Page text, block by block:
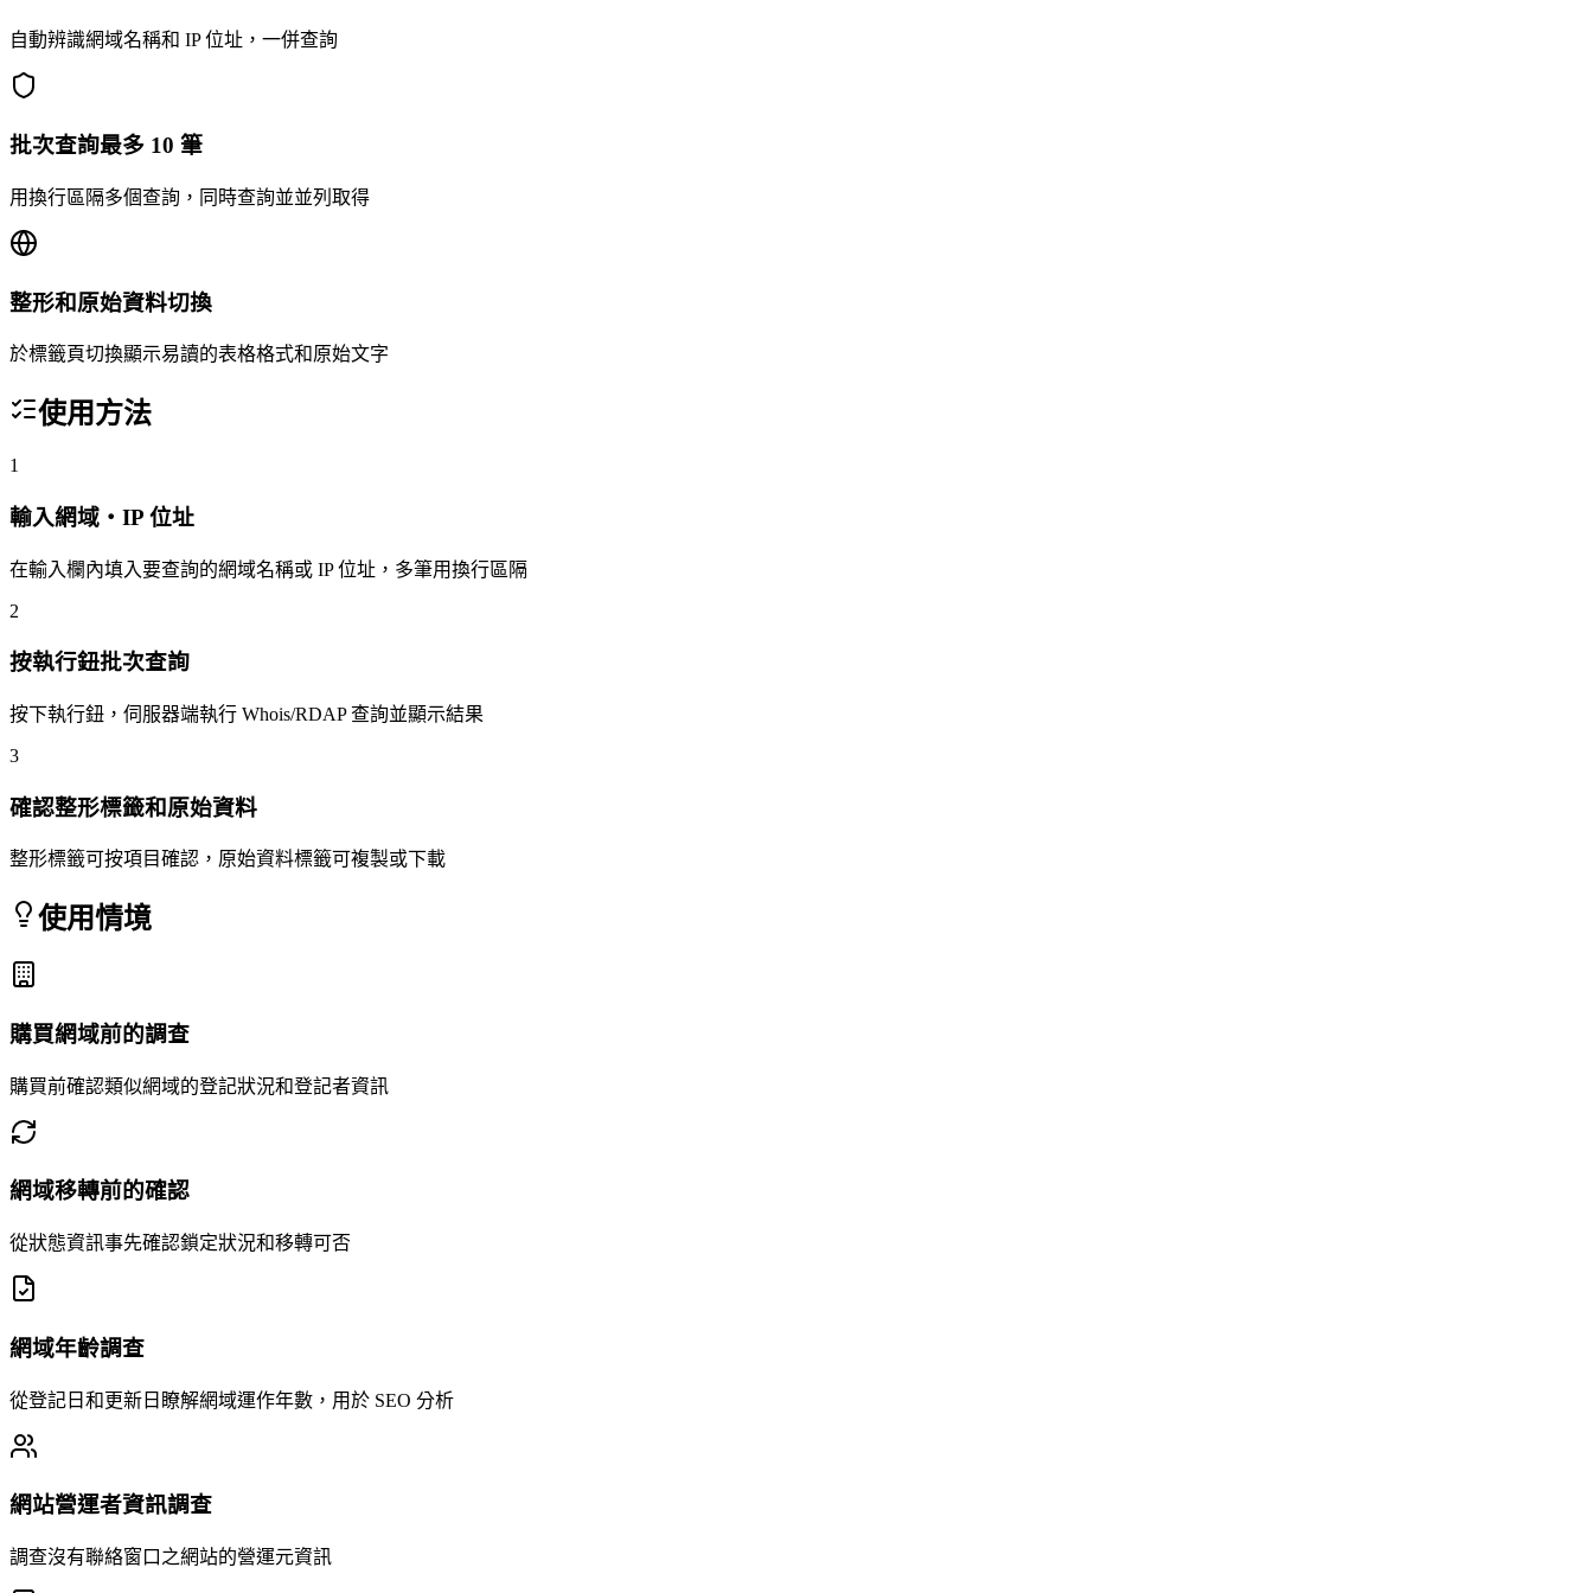
自動辨識網域名稱和 IP 位址，一併查詢
批次查詢最多 10 筆
用換行區隔多個查詢，同時查詢並並列取得
整形和原始資料切換
於標籤頁切換顯示易讀的表格格式和原始文字
使用方法
1
輸入網域・IP 位址
在輸入欄內填入要查詢的網域名稱或 IP 位址，多筆用換行區隔
2
按執行鈕批次查詢
按下執行鈕，伺服器端執行 Whois/RDAP 查詢並顯示結果
3
確認整形標籤和原始資料
整形標籤可按項目確認，原始資料標籤可複製或下載
使用情境
購買網域前的調查
購買前確認類似網域的登記狀況和登記者資訊
網域移轉前的確認
從狀態資訊事先確認鎖定狀況和移轉可否
網域年齡調查
從登記日和更新日瞭解網域運作年數，用於 SEO 分析
網站營運者資訊調查
調查沒有聯絡窗口之網站的營運元資訊